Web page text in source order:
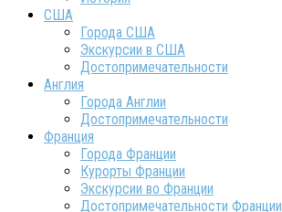
США
Города США
Экскурсии в США
Достопримечательности
Англия
Города Англии
Достопримечательности
Франция
Города Франции
Курорты Франции
Экскурсии во Франции
Достопримечательности Франции